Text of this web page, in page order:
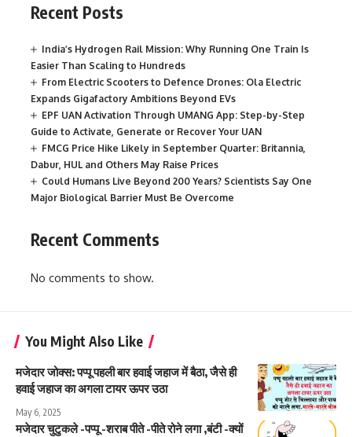
Recent Posts
India’s Hydrogen Rail Mission: Why Running One Train Is
Easier Than Scaling to Hundreds
From Electric Scooters to Defence Drones: Ola Electric
Expands Gigafactory Ambitions Beyond EVs
EPF UAN Activation Through UMANG App: Step-by-Step
Guide to Activate, Generate or Recover Your UAN
FMCG Price Hike Likely in September Quarter: Britannia,
Dabur, HUL and Others May Raise Prices
Could Humans Live Beyond 200 Years? Scientists Say One
Major Biological Barrier Must Be Overcome
Recent Comments
No comments to show.
You Might Also Like
मजेदार जोक्स: पप्पू पहली बार हवाई जहाज में बैठा, जैसे ही
हवाई जहाज का अगला टायर ऊपर उठा
May 6, 2025
मजेदार चुटुकले -पप्पू -शराब पीते -पीते रोने लगा ,बंटी -क्यों